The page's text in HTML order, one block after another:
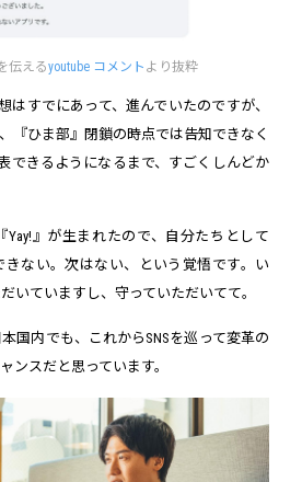
伝えるyoutube コメント より抜粋
はすでにあって、進んでいたのですが、
『ひま部』閉鎖の時点では告知できなく
できるようになるまで、すごくしんどか
Yay!』が生まれたので、自分たちとして
ない。次はない、という覚悟です。い
いていますし、守っていただいてて。
国内でも、これからSNSを巡って変革の
ンスだと思っています。